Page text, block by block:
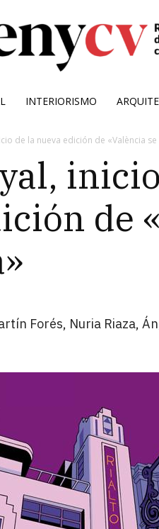
INTERIORISMO
de la nueva edición de «València
de
Forés, Nuria Riaza,